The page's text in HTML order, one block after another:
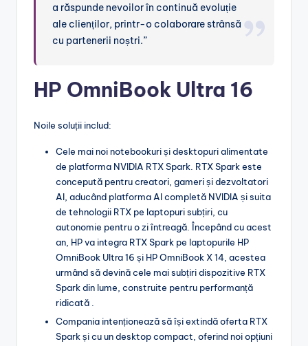
a răspunde nevoilor în continuă evoluție
ale clienților, printr-o colaborare strânsă
cu partenerii noștri.”
HP OmniBook Ultra 16
Noile soluții includ:
Cele mai noi notebookuri și desktopuri alimentate
de platforma NVIDIA RTX Spark. RTX Spark este
concepută pentru creatori, gameri și dezvoltatori
AI, aducând platforma AI completă NVIDIA și suita
de tehnologii RTX pe laptopuri subțiri, cu
autonomie pentru o zi întreagă. Începând cu acest
an, HP va integra RTX Spark pe laptopurile HP
OmniBook Ultra 16 și HP OmniBook X 14, acestea
urmând să devină cele mai subțiri dispozitive RTX
Spark din lume, construite pentru performanță
ridicată .
Compania intenționează să își extindă oferta RTX
Spark și cu un desktop compact, oferind noi opțiuni